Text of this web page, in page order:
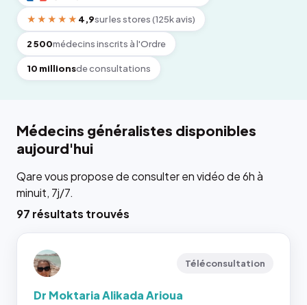
★★★★★ 4,9sur les stores (125k avis)
2 500médecins inscrits à l'Ordre
10 millionsde consultations
Médecins généralistes disponibles
aujourd'hui
Qare vous propose de consulter en vidéo de 6h à
minuit, 7j/7.
97 résultats trouvés
Téléconsultation
Dr Moktaria Alikada Arioua